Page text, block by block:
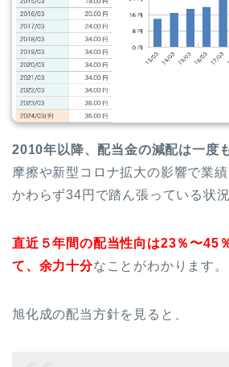
2010年以降、配当金の減配は一度
摩擦や新型コロナ拡大の影響で業
かわらず34円で踏ん張っている状況
直近５年間の配当性向は23％〜45
て、余力十分なことがわかります。
旭化成の配当方針を見ると、